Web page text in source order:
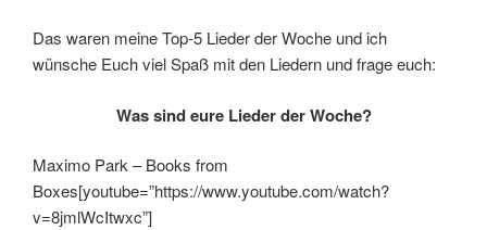
Das waren meine Top-5 Lieder der Woche und ich
wünsche Euch viel Spaß mit den Liedern und frage euch:
Was sind eure Lieder der Woche?
Maximo Park – Books from
Boxes[youtube=”https://www.youtube.com/watch?
v=8jmlWcItwxc”]